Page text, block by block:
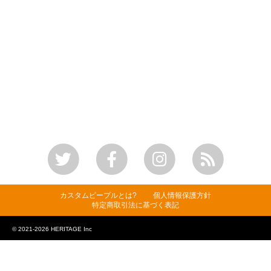
カスタムピープルとは?
個人情報保護方針
特定商取引法に基づく表記
© 2021-2026 HERITAGE Inc